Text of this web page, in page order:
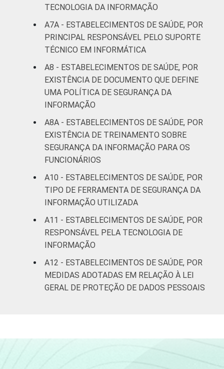
TECNOLOGIA DA INFORMAÇÃO
A7A - ESTABELECIMENTOS DE SAÚDE, POR
PRINCIPAL RESPONSÁVEL PELO SUPORTE
TÉCNICO EM INFORMÁTICA
A8 - ESTABELECIMENTOS DE SAÚDE, POR
EXISTÊNCIA DE DOCUMENTO QUE DEFINE
UMA POLÍTICA DE SEGURANÇA DA
INFORMAÇÃO
A8A - ESTABELECIMENTOS DE SAÚDE, POR
EXISTÊNCIA DE TREINAMENTO SOBRE
SEGURANÇA DA INFORMAÇÃO PARA OS
FUNCIONÁRIOS
A10 - ESTABELECIMENTOS DE SAÚDE, POR
TIPO DE FERRAMENTA DE SEGURANÇA DA
INFORMAÇÃO UTILIZADA
A11 - ESTABELECIMENTOS DE SAÚDE, POR
RESPONSÁVEL PELA TECNOLOGIA DE
INFORMAÇÃO
A12 - ESTABELECIMENTOS DE SAÚDE, POR
MEDIDAS ADOTADAS EM RELAÇÃO À LEI
GERAL DE PROTEÇÃO DE DADOS PESSOAIS